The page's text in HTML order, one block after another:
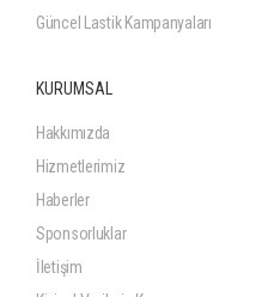
Güncel Lastik Kampanyaları
KURUMSAL
Hakkımızda
Hizmetlerimiz
Haberler
Sponsorluklar
İletişim